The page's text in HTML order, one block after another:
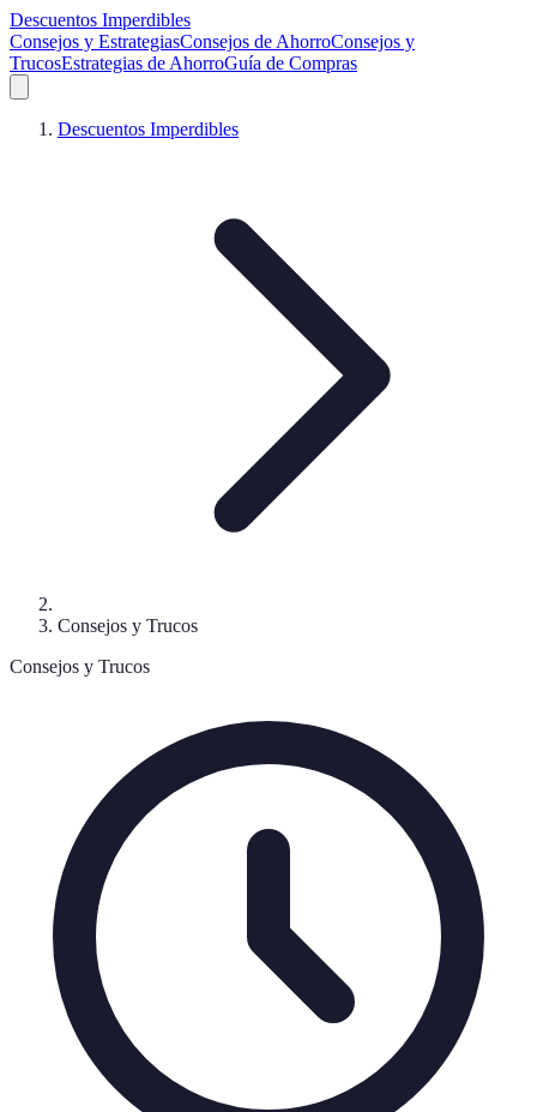
Descuentos Imperdibles
Consejos y EstrategiasConsejos de AhorroConsejos y
TrucosEstrategias de AhorroGuía de Compras
Descuentos Imperdibles
Consejos y Trucos
Consejos y Trucos